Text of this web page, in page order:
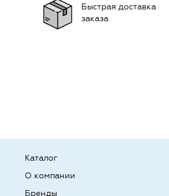
Быстрая доставка
заказа
Каталог
О компании
Бренды